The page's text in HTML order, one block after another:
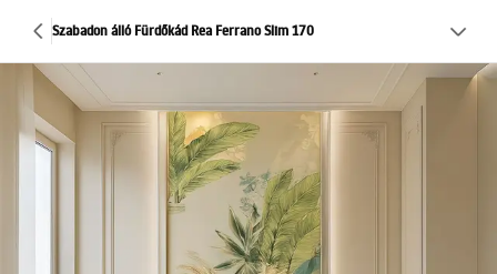
Szabadon álló Fürdőkád Rea Ferrano Slim 170